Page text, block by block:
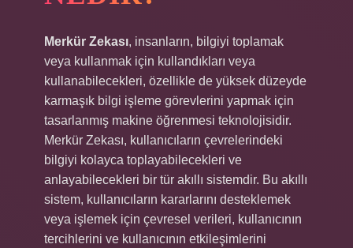
Merkür Zekası, insanların, bilgiyi toplamak
veya kullanmak için kullandıkları veya
kullanabilecekleri, özellikle de yüksek düzeyde
karmaşık bilgi işleme görevlerini yapmak için
tasarlanmış makine öğrenmesi teknolojisidir.
Merkür Zekası, kullanıcıların çevrelerindeki
bilgiyi kolayca toplayabilecekleri ve
anlayabilecekleri bir tür akıllı sistemdir. Bu akıllı
sistem, kullanıcıların kararlarını desteklemek
veya işlemek için çevresel verileri, kullanıcının
tercihlerini ve kullanıcının etkileşimlerini